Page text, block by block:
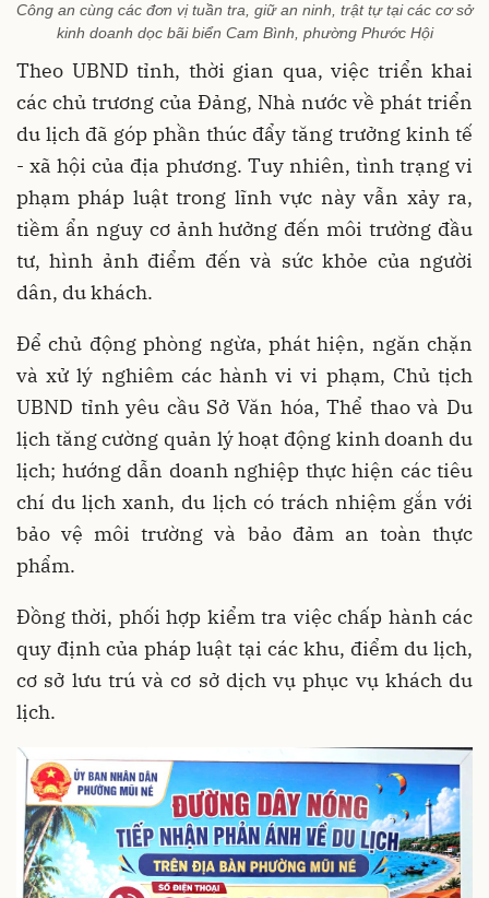
Công an cùng các đơn vị tuần tra, giữ an ninh, trật tự tại các cơ sở
kinh doanh dọc bãi biển Cam Bình, phường Phước Hội
Theo UBND tỉnh, thời gian qua, việc triển khai
các chủ trương của Đảng, Nhà nước về phát triển
du lịch đã góp phần thúc đẩy tăng trưởng kinh tế
- xã hội của địa phương. Tuy nhiên, tình trạng vi
phạm pháp luật trong lĩnh vực này vẫn xảy ra,
tiềm ẩn nguy cơ ảnh hưởng đến môi trường đầu
tư, hình ảnh điểm đến và sức khỏe của người
dân, du khách.
Để chủ động phòng ngừa, phát hiện, ngăn chặn
và xử lý nghiêm các hành vi vi phạm, Chủ tịch
UBND tỉnh yêu cầu Sở Văn hóa, Thể thao và Du
lịch tăng cường quản lý hoạt động kinh doanh du
lịch; hướng dẫn doanh nghiệp thực hiện các tiêu
chí du lịch xanh, du lịch có trách nhiệm gắn với
bảo vệ môi trường và bảo đảm an toàn thực
phẩm.
Đồng thời, phối hợp kiểm tra việc chấp hành các
quy định của pháp luật tại các khu, điểm du lịch,
cơ sở lưu trú và cơ sở dịch vụ phục vụ khách du
lịch.